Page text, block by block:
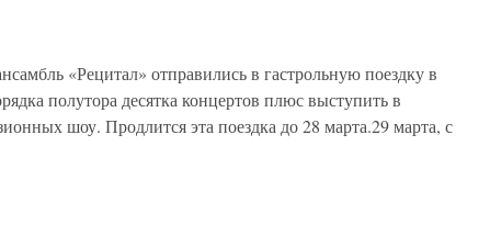
«Рецитал» отправились в гастрольную поездку в
полутора десятка концертов плюс выступить в
шоу. Продлится эта поездка до 28 марта.29 марта, с